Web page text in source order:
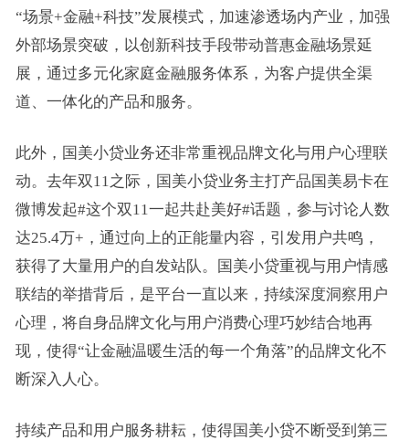
“场景+金融+科技”发展模式，加速渗透场内产业，加强
外部场景突破，以创新科技手段带动普惠金融场景延
展，通过多元化家庭金融服务体系，为客户提供全渠
道、一体化的产品和服务。
此外，国美小贷业务还非常重视品牌文化与用户心理联
动。去年双11之际，国美小贷业务主打产品国美易卡在
微博发起#这个双11一起共赴美好#话题，参与讨论人数
达25.4万+，通过向上的正能量内容，引发用户共鸣，
获得了大量用户的自发站队。国美小贷重视与用户情感
联结的举措背后，是平台一直以来，持续深度洞察用户
心理，将自身品牌文化与用户消费心理巧妙结合地再
现，使得“让金融温暖生活的每一个角落”的品牌文化不
断深入人心。
持续产品和用户服务耕耘，使得国美小贷不断受到第三